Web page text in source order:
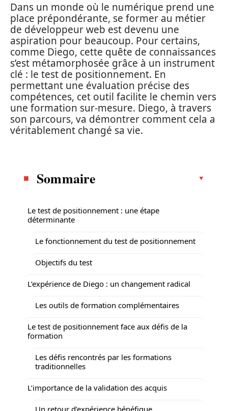
Dans un monde où le numérique prend une
place prépondérante, se former au métier
de développeur web est devenu une
aspiration pour beaucoup. Pour certains,
comme Diego, cette quête de connaissances
s’est métamorphosée grâce à un instrument
clé : le test de positionnement. En
permettant une évaluation précise des
compétences, cet outil facilite le chemin vers
une formation sur-mesure. Diego, à travers
son parcours, va démontrer comment cela a
véritablement changé sa vie.
Sommaire
Le test de positionnement : une étape
déterminante
Le fonctionnement du test de positionnement
Objectifs du test
L’expérience de Diego : un changement radical
Les outils de formation complémentaires
Le test de positionnement face aux défis de la
formation
Les défis rencontrés par les formations
traditionnelles
L’importance de la validation des acquis
Un retour d’expérience bénéfique